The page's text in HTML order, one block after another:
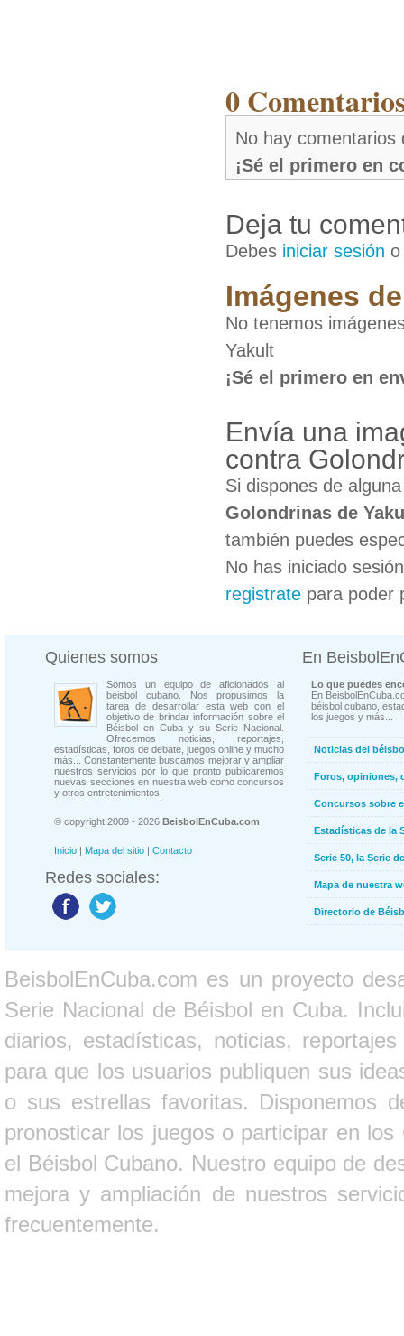
0
No hay comentarios
¡Sé el primero en
Deja tu
Debes iniciar sesión
Imágenes
No tenemos
Yakult
¡Sé el primero en
Envía una
contra
Si dispones de
Golondrinas de
también puedes
No has iniciado
registrate para poder
Quienes somos
Somos un equipo de aficionados al
béisbol cubano. Nos propusimos la
tarea de desarrollar esta web con el
objetivo de brindar información sobre el
Béisbol en Cuba y su Serie Nacional.
Ofrecemos noticias, reportajes,
estadísticas, foros de debate, juegos online y mucho
más... Constantemente buscamos mejorar y ampliar
nuestros servicios por lo que pronto publicaremos
nuevas secciones en nuestra web como concursos
y otros entretenimientos.
© copyright 2009 - 2026 BeisbolEnCuba.com
Inicio | Mapa del sitio | Contacto
Redes sociales:
En
Lo que puedes
En
béisbol cubano,
los juegos y más...
Noticias del
Foros, opiniones,
Concursos sobre
Estadísticas de la
Serie 50, la Serie
Mapa de nuestra
Directorio de
BeisbolEnCuba.com es un proyecto
Serie Nacional de Béisbol en Cuba.
diarios, estadísticas, noticias,
para que los usuarios publiquen sus
o sus estrellas favoritas. Disponemos
pronosticar los juegos o participar en
el Béisbol Cubano. Nuestro equipo de
mejora y ampliación de nuestros
frecuentemente.